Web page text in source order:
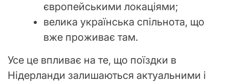
європейськими локаціями;
велика українська спільнота, що
вже проживає там.
Усе це впливає на те, що поїздки в
Нідерланди залишаються актуальними і